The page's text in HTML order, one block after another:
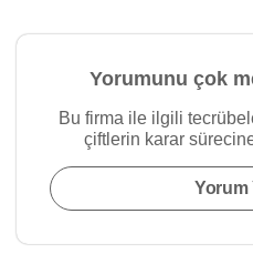
Yorumunu çok
Bu firma ile ilgili
çiftlerin karar
Yorum